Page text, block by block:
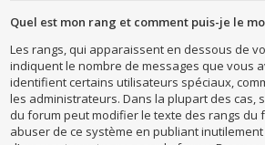
Quel est mon rang et comment puis-je le
Les rangs, qui apparaissent en dessous de
indiquent le nombre de messages que vous
identifient certains utilisateurs spéciaux,
les administrateurs. Dans la plupart des cas,
du forum peut modifier le texte des rangs du
abuser de ce système en publiant